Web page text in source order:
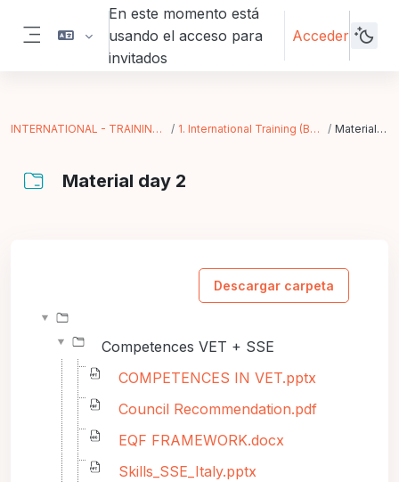
Salta al contenido principal
Panel lateral
En este momento está
usando el acceso para
invitados
Acceder
INTERNATIONAL - TRAINING IN ACTION 1. International Training (Bergamo - IT) Material day 2
Material day 2
Descargar carpeta
Competences VET + SSE
COMPETENCES IN VET.pptx
Council Recommendation.pdf
EQF FRAMEWORK.docx
Skills_SSE_Italy.pptx